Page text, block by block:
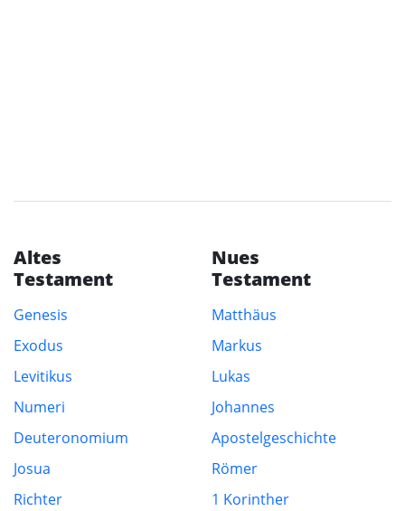
Altes
Testament
Genesis
Exodus
Levitikus
Numeri
Deuteronomium
Josua
Richter
Nues
Testament
Matthäus
Markus
Lukas
Johannes
Apostelgeschichte
Römer
1 Korinther